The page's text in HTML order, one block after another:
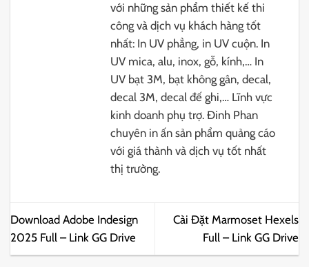
với những sản phẩm thiết kế thi
công và dịch vụ khách hàng tốt
nhất: In UV phẳng, in UV cuộn. In
UV mica, alu, inox, gỗ, kính,… In
UV bạt 3M, bạt không gân, decal,
decal 3M, decal đế ghi,… Lĩnh vực
kinh doanh phụ trợ. Đinh Phan
chuyên in ấn sản phẩm quảng cáo
với giá thành và dịch vụ tốt nhất
thị trường.
Download Adobe Indesign
2025 Full – Link GG Drive
Cài Đặt Marmoset Hexels
Full – Link GG Drive